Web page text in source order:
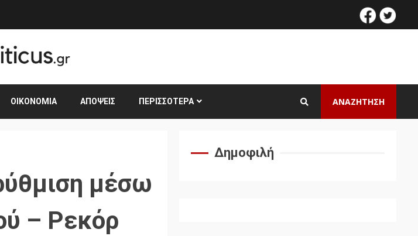
facebook
ΟΙΚΟΝΟΜΊΑ ΑΠΌΨΕΙΣ ΠΕΡΙΣΣΌΤΕΡΑ ΑΝΑΖΗΤΗΣΗ
μέσω
– Ρεκόρ
Δημοφιλή